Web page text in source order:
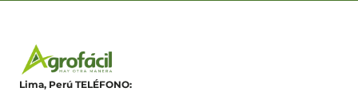
Lima, Perú TELÉFONO: